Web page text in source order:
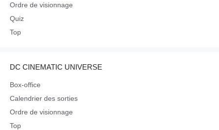
Ordre de visionnage
Quiz
Top
DC CINEMATIC UNIVERSE
Box-office
Calendrier des sorties
Ordre de visionnage
Top